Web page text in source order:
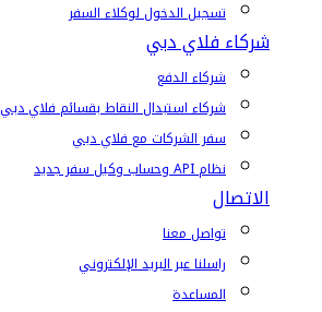
تسجيل الدخول لوكلاء السفر
شركاء فلاي دبي
شركاء الدفع
شركاء استبدال النقاط بقسائم فلاي دبي
سفر الشركات مع فلاي دبي
نظام API وحساب وكيل سفر جديد
الاتصال
تواصل معنا
راسلنا عبر البريد الإلكتروني
المساعدة